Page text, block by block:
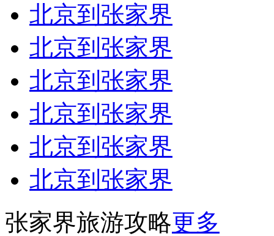
北京到张家界
北京到张家界
北京到张家界
北京到张家界
北京到张家界
北京到张家界
张家界旅游攻略更多